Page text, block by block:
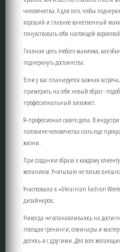
человечества. А для того, чтобы
хороший и главное качественный
почувствовать себя настоящей
Главная цель любого макияжа, как
подчеркнуть достоинства.
Если у вас планируется важная
примерить на себя новый образ -
профессиональный визажист.
Я-профессионал своего дела. В
половине человечества стать еще
жизни.
При создании образа к каждому
желаниям. Учитываю не только
Участвовала в «Ukrainian Fashion
дизайнеров.
Никогда не останавливаюсь на
посещая тренинги, семинары и
делюсь и с другими. Для всех